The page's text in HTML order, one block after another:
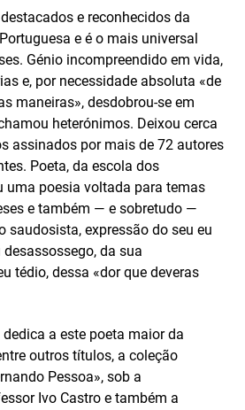
e reconhecidos da
e é o mais universal
Génio incompreendido em vida,
e, por necessidade absoluta «de
maneiras», desdobrou-se em
heterónimos. Deixou cerca
assinados por mais de 72 autores
Poeta, da escola dos
uma poesia voltada para temas
e também — e sobretudo —
saudosista, expressão do seu eu
da sua
tédio, dessa «dor que deveras
a este poeta maior da
outros títulos, a coleção
Pessoa», sob a
Ivo Castro e também a